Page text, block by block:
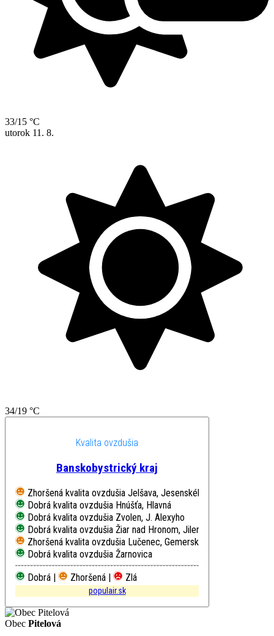
33/15 °C
utorok 11. 8.
34/19 °C
Kvalita ovzdušia
Banskobystrický kraj
Zhoršená kvalita ovzdušia Jelšava, Jesenského
Dobrá kvalita ovzdušia Hnúšťa, Hlavná
Dobrá kvalita ovzdušia Zvolen, J. Alexyho
Dobrá kvalita ovzdušia Žiar nad Hronom, Jilemnického
Zhoršená kvalita ovzdušia Lučenec, Gemerská cesta
Dobrá kvalita ovzdušia Žarnovica
Dobrá |
Zhoršená | Zlá
populair.sk
Obec Pitelová